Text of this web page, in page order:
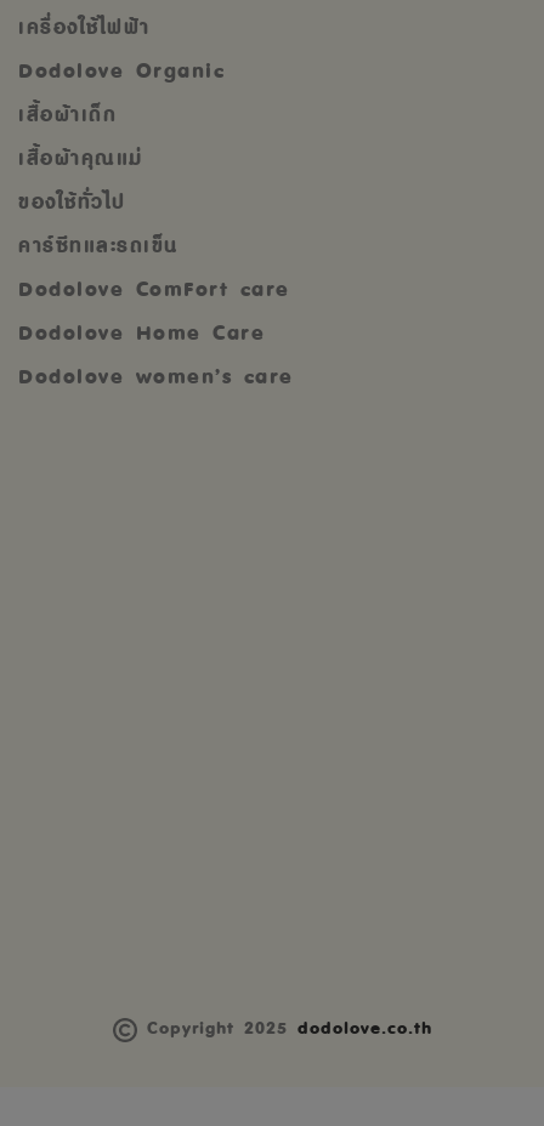
เครื่องใช้ไฟฟ้า
Dodolove Organic
เสื้อผ้าเด็ก
เสื้อผ้าคุณแม่
ของใช้ทั่วไป
คาร์ซีทและรถเข็น
Dodolove ComFort care
Dodolove Home Care
Dodolove women’s care
Copyright 2025 dodolove.co.th